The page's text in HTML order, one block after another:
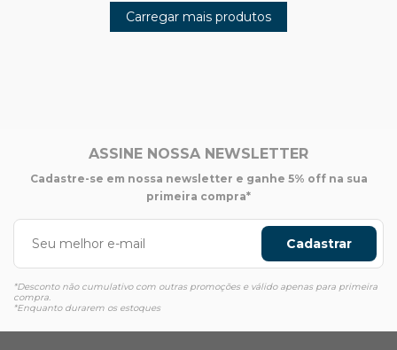
Carregar mais produtos
ASSINE NOSSA NEWSLETTER
Cadastre-se em nossa newsletter e ganhe 5% off na sua
primeira compra*
Cadastrar
*Desconto não cumulativo com outras promoções e válido apenas para primeira
compra.
*Enquanto durarem os estoques